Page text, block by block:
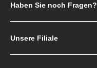
Haben Sie noch Fragen?
Unsere Filiale